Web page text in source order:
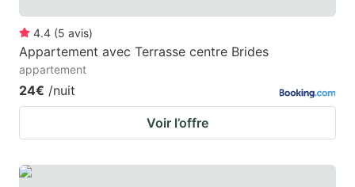
4.4 (5 avis)
Appartement avec Terrasse centre Brides
appartement
24€ /nuit
Voir l’offre